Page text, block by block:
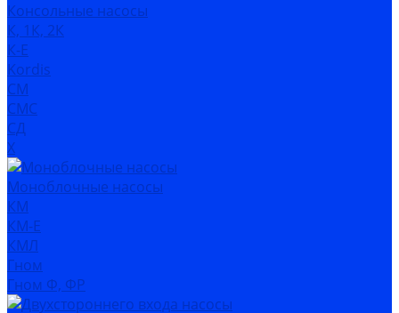
Консольные насосы
К, 1К, 2К
К-Е
Kordis
СМ
СМС
СД
Х
Моноблочные насосы
КМ
КМ-Е
КМЛ
Гном
Гном Ф, ФР